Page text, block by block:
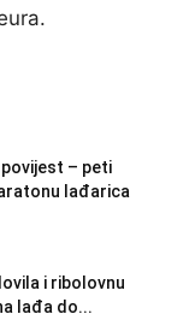
– peti
lađarica
i ribolovnu
lađa do...